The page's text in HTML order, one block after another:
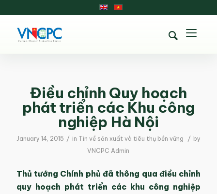
Điều chỉnh Quy hoạch
phát triển các Khu công
nghiệp Hà Nội
January 14, 2015 / in Tin về sản xuất và tiêu thụ bền vững / by
VNCPC Admin
Thủ tướng Chính phủ đã thông qua điều chỉnh
quy hoạch phát triển các khu công nghiệp